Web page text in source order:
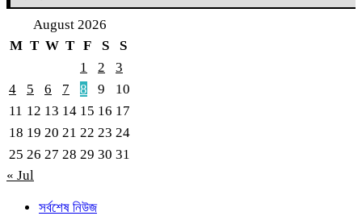
August 2026
M T W T F S
S
1
2
3
4
5 6 7 8 9
10
11 12 13 14 15 16 17
18 19 20 21 22 23 24
25 26 27 28 29 30 31
« Jul
সর্বশেষ নিউজ